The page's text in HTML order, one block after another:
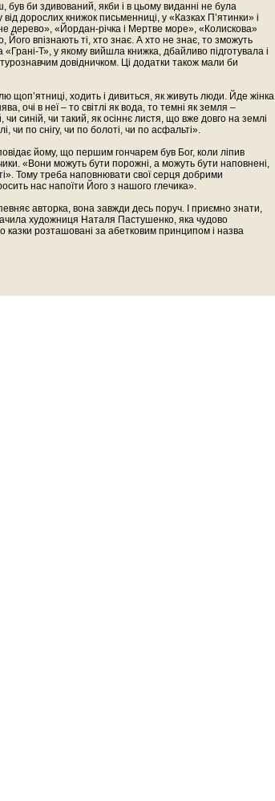
був би здивований, якби і в цьому виданні не була
дорослих книжок письменниці, у «Казках П’ятинки» і
дерево», «Йордан-річка і Мертве море», «Колискова»
Його впізнають ті, хто знає. А хто не знає, то зможуть
«Грані-Т», у якому вийшла книжка, дбайливо підготувала і
довідничком. Ці додатки також мали би
щоп’ятниці, ходить і дивиться, як живуть люди. Йде жінка
очі в неї – то світлі як вода, то темні як земля –
синій, чи такий, як осіннє листя, що вже довго на землі
чи по снігу, чи по болоті, чи по асфальті».
йому, що першим гончарем був Бог, коли ліпив
«Вони можуть бути порожні, а можуть бути наповнені,
Тому треба наповнювати свої серця добрими
нас напоїти Його з нашого глечика».
авторка, вона завжди десь поруч. І приємно знати,
художниця Наталя Пастушенко, яка чудово
розташовані за абетковим принципом і назва